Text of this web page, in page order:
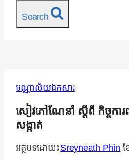
Search
បណ្ណាល័យឯកសារ
សៀវភៅណែនាំ ស្ដីពី កិច្ចការ
សង្កាត់
អត្ថបទដោយ៖Sreyneath Phin